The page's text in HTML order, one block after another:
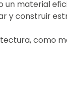
un material
y construir
como